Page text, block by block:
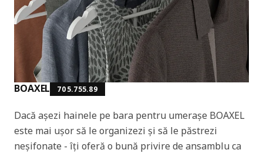
BOAXEL 705.755.89
Dacă așezi hainele pe bara pentru umerașe BOAXEL
este mai ușor să le organizezi și să le păstrezi
neșifonate - îți oferă o bună privire de ansamblu ca